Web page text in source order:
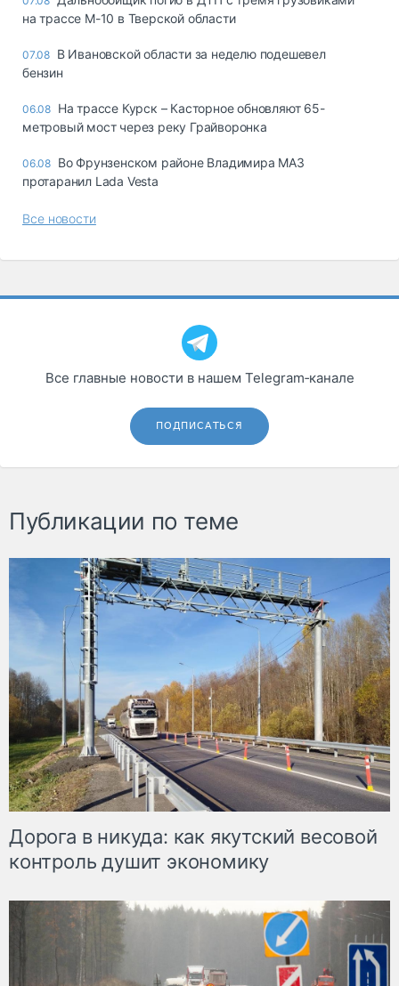
на трассе М-10 в Тверской области
07.08 В Ивановской области за неделю подешевел
бензин
06.08 На трассе Курск – Касторное обновляют 65-
метровый мост через реку Грайворонка
06.08 Во Фрунзенском районе Владимира МАЗ
протаранил Lada Vesta
Все новости
Все главные новости в нашем Telegram‑канале
ПОДПИСАТЬСЯ
Публикации по теме
Дорога в никуда: как якутский весовой
контроль душит экономику